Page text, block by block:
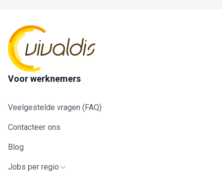
Voor werknemers
Veelgestelde vragen (FAQ)
Contacteer ons
Blog
Jobs per regio